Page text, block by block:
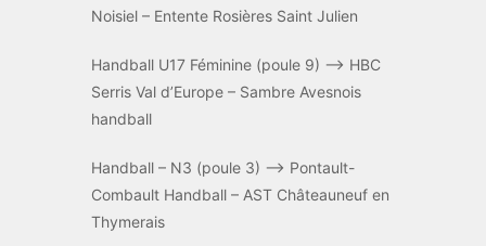
Noisiel – Entente Rosières Saint Julien
Handball U17 Féminine (poule 9) –> HBC
Serris Val d’Europe – Sambre Avesnois
handball
Handball – N3 (poule 3) –> Pontault-
Combault Handball – AST Châteauneuf en
Thymerais